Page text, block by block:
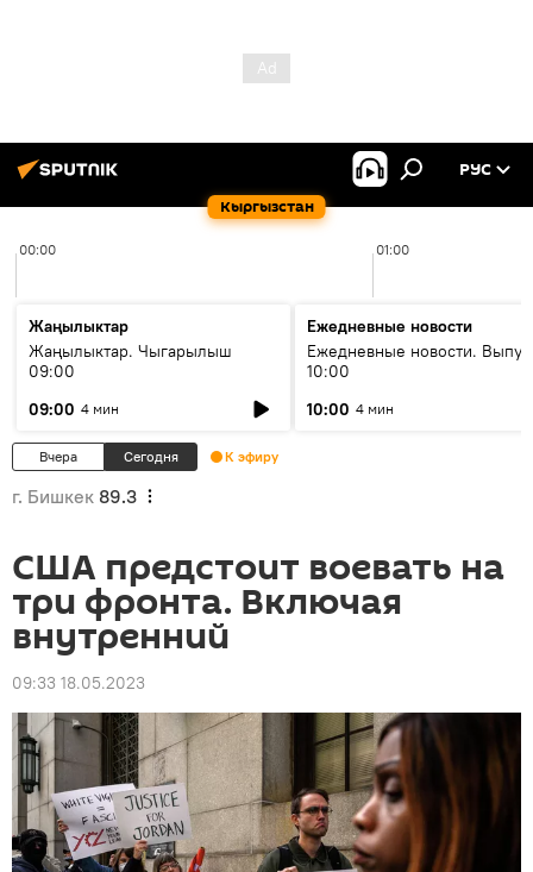
Кыргызстан
РУС
00:00 01:00
Жаңылыктар
Жаңылыктар. Чыгарылыш
09:00
09:00 4 мин
Ежедневные новости
Ежедневные новости.
10:00
10:00 4 мин
Вчера Сегодня К эфиру
г. Бишкек 89.3
США предстоит воевать на
три фронта. Включая
внутренний
09:33 18.05.2023